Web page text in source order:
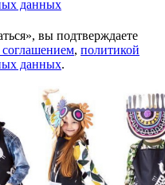
данных
вы подтверждаете
соглашением, политикой
данных.